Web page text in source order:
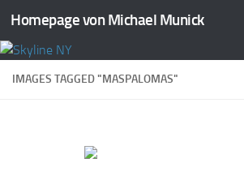
Zum Inhalt springen
Homepage von Michael Munick
IMAGES TAGGED "MASPALOMAS"